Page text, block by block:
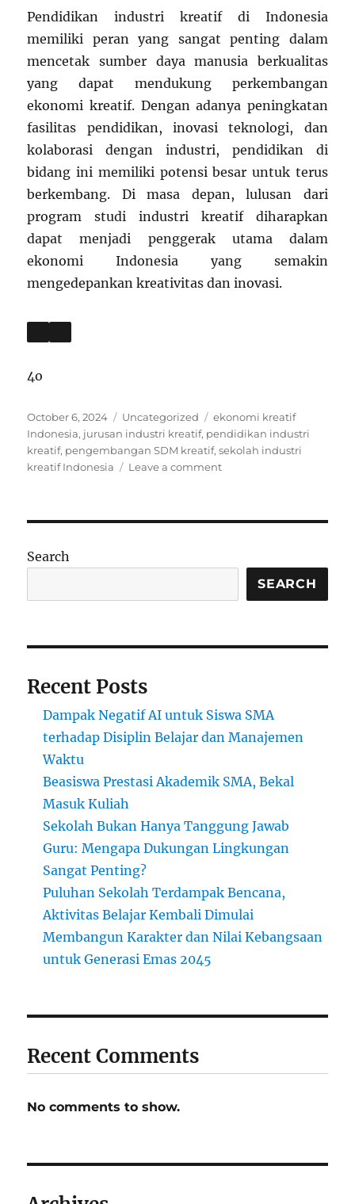
Pendidikan industri kreatif di Indonesia
memiliki peran yang sangat penting dalam
mencetak sumber daya manusia berkualitas
yang dapat mendukung perkembangan
ekonomi kreatif. Dengan adanya peningkatan
fasilitas pendidikan, inovasi teknologi, dan
kolaborasi dengan industri, pendidikan di
bidang ini memiliki potensi besar untuk terus
berkembang. Di masa depan, lulusan dari
program studi industri kreatif diharapkan
dapat menjadi penggerak utama dalam
ekonomi Indonesia yang semakin
mengedepankan kreativitas dan inovasi.
4o
Posted
on
October 6, 2024 Categories
Uncategorized Tags
ekonomi kreatif
Indonesia, jurusan industri kreatif, pendidikan industri
kreatif, pengembangan SDM kreatif,sekolah industri
kreatif Indonesia
Leave a commenton
Depan
Ekonomi
Indonesia
Search
SEARCH
Recent Posts
Dampak Negatif AI untuk Siswa SMA
terhadap Disiplin Belajar dan Manajemen
Waktu
Beasiswa Prestasi Akademik SMA, Bekal
Masuk Kuliah
Sekolah Bukan Hanya Tanggung Jawab
Guru: Mengapa Dukungan Lingkungan
Sangat Penting?
Puluhan Sekolah Terdampak Bencana,
Aktivitas Belajar Kembali Dimulai
Membangun Karakter dan Nilai Kebangsaan
untuk Generasi Emas 2045
Recent Comments
No comments to show.